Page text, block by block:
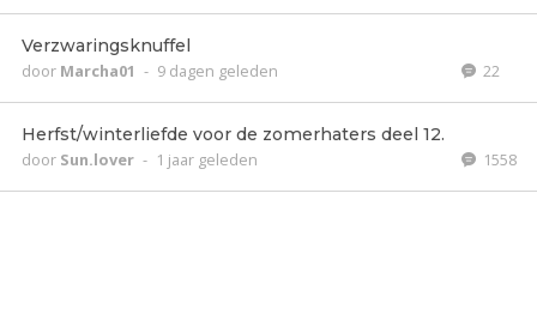
Verzwaringsknuffel
door Marcha01 - 9 dagen geleden 22
Herfst/winterliefde voor de zomerhaters deel 12.
door Sun.lover - 1 jaar geleden 1558